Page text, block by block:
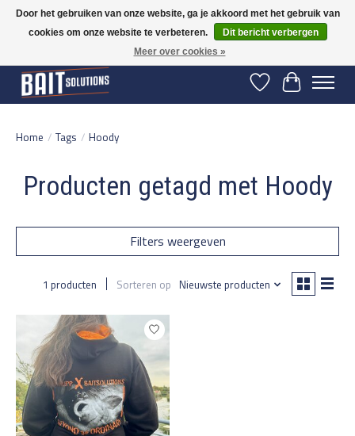
Gratis verzending vanaf 50 euro binnen NL | Op voorraad binnen 2-5 werkdagen
verzonden | België vanaf 70 euro gratis verzonden
Verlanglijst
Home / Tags / Hoody
Producten getagd met Hoody
Filters weergeven
1 producten Sorteren op Nieuwste producten
Door het gebruiken van onze website, ga je akkoord met het gebruik van
cookies om onze website te verbeteren.
Dit bericht verbergen
Meer over cookies »